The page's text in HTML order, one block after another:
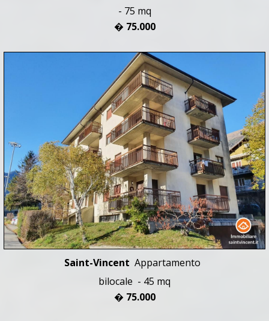
- 75 mq
� 75.000
Saint-Vincent Appartamento
bilocale - 45 mq
� 75.000